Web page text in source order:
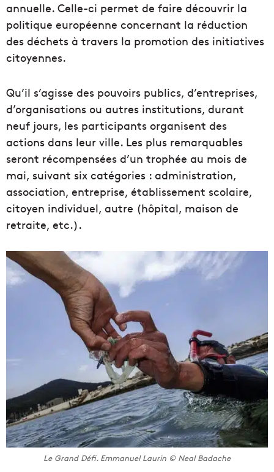
annuelle. Celle-ci permet de faire découvrir la
politique européenne concernant la réduction
des déchets à travers la promotion des initiatives
citoyennes.
Qu’il s’agisse des pouvoirs publics, d’entreprises,
d’organisations ou autres institutions, durant
neuf jours, les participants organisent des
actions dans leur ville. Les plus remarquables
seront récompensées d’un trophée au mois de
mai, suivant six catégories : administration,
association, entreprise, établissement scolaire,
citoyen individuel, autre (hôpital, maison de
retraite, etc.).
Le Grand Défi. Emmanuel Laurin © Neal Badache